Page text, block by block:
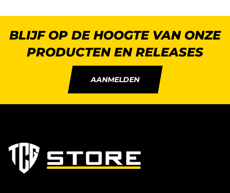
BLIJF OP DE HOOGTE VAN ONZE
PRODUCTEN EN RELEASES
AANMELDEN